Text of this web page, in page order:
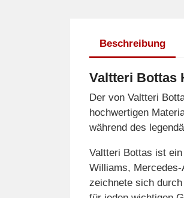
Beschreibung
Valtteri Bottas
Der von Valtteri
hochwertigen
während des
Valtteri Bottas ist
Williams,
zeichnete sich